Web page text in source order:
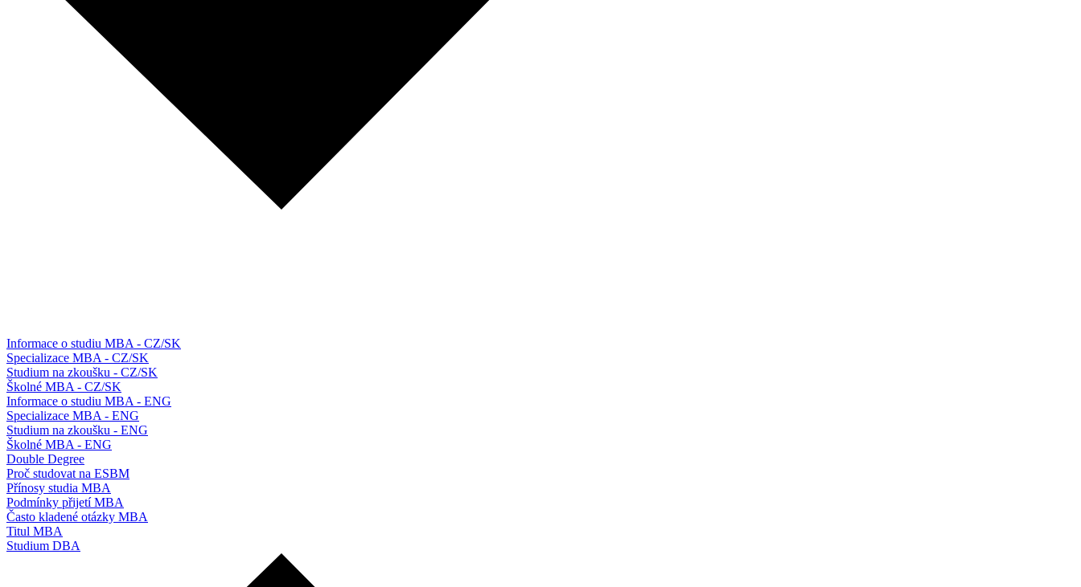
Informace o studiu MBA - CZ/SK
Specializace MBA - CZ/SK
Studium na zkoušku - CZ/SK
Školné MBA - CZ/SK
Informace o studiu MBA - ENG
Specializace MBA - ENG
Studium na zkoušku - ENG
Školné MBA - ENG
Double Degree
Proč studovat na ESBM
Přínosy studia MBA
Podmínky přijetí MBA
Často kladené otázky MBA
Titul MBA
Studium DBA